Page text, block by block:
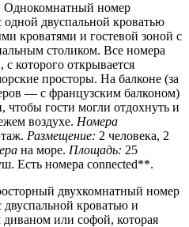
Однокомнатный номер
одной двуспальной кроватью
кроватями и гостевой зоной с
столиком. Все номера
которого открывается
просторы. На балконе (за
— с французским балконом)
чтобы гости могли отдохнуть и
воздухе. Номера
Размещение: 2 человека, 2
на море. Площадь: 25
Есть номера connected**.
двухкомнатный номер
двуспальной кроватью и
или софой, которая